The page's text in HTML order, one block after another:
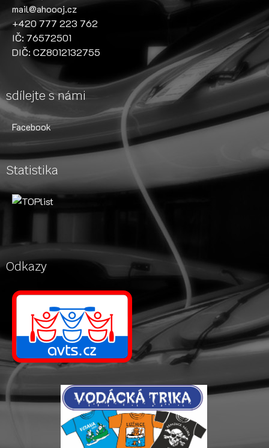
mail@ahoooj.cz
+420 777 223 762
IČ: 76572501
DIČ: CZ8012132755
sdílejte s námi
Facebook
Statistika
Odkazy